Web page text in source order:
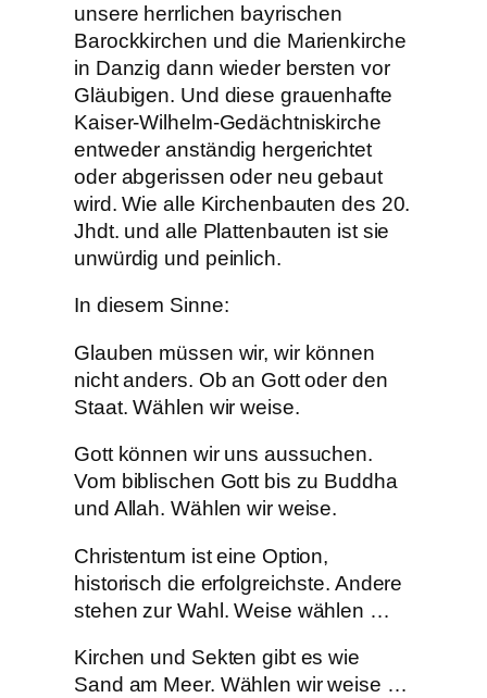
unsere herrlichen bayrischen
Barockkirchen und die Marienkirche
in Danzig dann wieder bersten vor
Gläubigen. Und diese grauenhafte
Kaiser-Wilhelm-Gedächtniskirche
entweder anständig hergerichtet
oder abgerissen oder neu gebaut
wird. Wie alle Kirchenbauten des 20.
Jhdt. und alle Plattenbauten ist sie
unwürdig und peinlich.
In diesem Sinne:
Glauben müssen wir, wir können
nicht anders. Ob an Gott oder den
Staat. Wählen wir weise.
Gott können wir uns aussuchen.
Vom biblischen Gott bis zu Buddha
und Allah. Wählen wir weise.
Christentum ist eine Option,
historisch die erfolgreichste. Andere
stehen zur Wahl. Weise wählen …
Kirchen und Sekten gibt es wie
Sand am Meer. Wählen wir weise …